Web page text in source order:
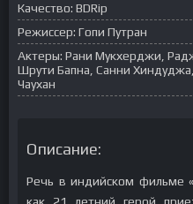
Качество: BDRip
Режиссер: Гопи Путран
Актеры: Рани Мукхерджи,
Шрути Бапна, Санни
Чаухан
Описание:
Речь в индийском фильме